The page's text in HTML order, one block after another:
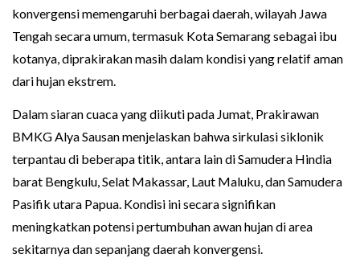
konvergensi memengaruhi berbagai daerah, wilayah Jawa
Tengah secara umum, termasuk Kota Semarang sebagai ibu
kotanya, diprakirakan masih dalam kondisi yang relatif aman
dari hujan ekstrem.
Dalam siaran cuaca yang diikuti pada Jumat, Prakirawan
BMKG Alya Sausan menjelaskan bahwa sirkulasi siklonik
terpantau di beberapa titik, antara lain di Samudera Hindia
barat Bengkulu, Selat Makassar, Laut Maluku, dan Samudera
Pasifik utara Papua. Kondisi ini secara signifikan
meningkatkan potensi pertumbuhan awan hujan di area
sekitarnya dan sepanjang daerah konvergensi.